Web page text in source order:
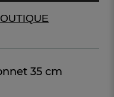
35 cm